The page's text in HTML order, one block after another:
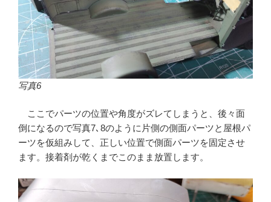
写真6
ここでパーツの位置や角度がズレてしまうと、後々面
倒になるので写真7､8のように片側の側面パーツと屋根パ
ーツを仮組みして、正しい位置で側面パーツを固定させ
ます。接着剤が乾くまでこのまま放置します。